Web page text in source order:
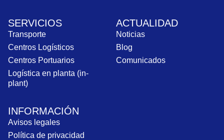
SERVICIOS
Transporte
Centros Logísticos
Centros Portuarios
Logística en planta (in-
plant)
ACTUALIDAD
Noticias
Blog
Comunicados
INFORMACIÓN
Avisos legales
Política de privacidad